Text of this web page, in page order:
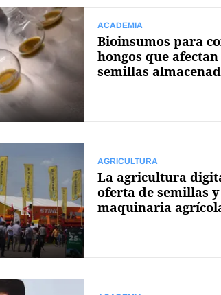
ACADEMIA
Bioinsumos para
hongos que afectan
semillas
AGRICULTURA
La agricultura
oferta de semillas y
maquinaria